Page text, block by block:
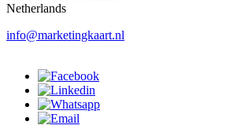
Netherlands
info@marketingkaart.nl